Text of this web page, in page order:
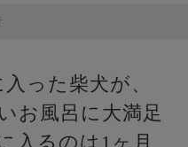
った柴犬が、
お風呂に大満足
入るのは1ヶ月